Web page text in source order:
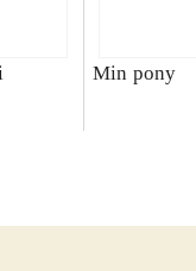
Min pony